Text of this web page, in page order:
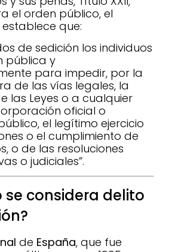
el orden público, el
que:
de sedición los individuos
pública y
para impedir, por la
de las vías legales, la
las Leyes o a cualquier
oficial o
el legítimo ejercicio
o el cumplimiento de
o de las resoluciones
o judiciales”.
se considera delito
de España, que fue